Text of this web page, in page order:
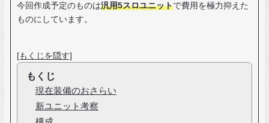
今回作成予定のものは汎用5スロユニットで費用を極力抑えた
ものにしています。
[もくじを隠す]
もくじ
現在装備のおさらい
新ユニット考察